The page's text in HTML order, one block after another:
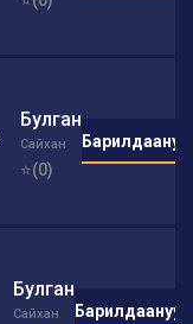
Булган
Сайхан
⭐(0)
Булган
Сайхан Барилдаанууд